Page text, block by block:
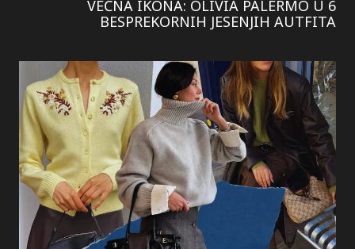
VEČNA IKONA: OLIVIA PALERMO U 6
BESPREKORNIH JESENJIH AUTFITA